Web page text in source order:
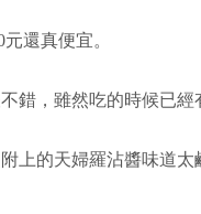
還真便宜。
錯，雖然吃的時候已經
上的天婦羅沾醬味道太